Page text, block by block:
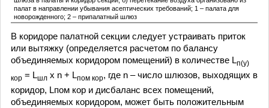
палат в направлении убывания асептических требований; 1 – палата для
новорожденного; 2 – припалатный шлюз
В коридоре палатной секции следует устраивать приток
или вытяжку (определяется расчетом по балансу
объединяемых коридором помещений) в количестве Lп(у)
кор = Lшл х n + Lпом кор, где n – число шлюзов, выходящих в
коридор, Lпом кор и дисбаланс всех помещений,
объединяемых коридором, может быть положительным